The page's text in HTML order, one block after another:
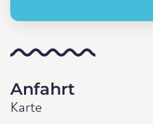
Anfahrt
Karte